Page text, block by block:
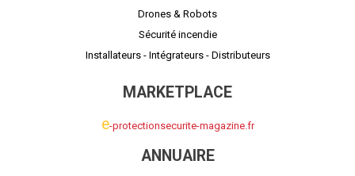
Drones & Robots
Sécurité incendie
Installateurs - Intégrateurs - Distributeurs
MARKETPLACE
e-protectionsecurite-magazine.fr
ANNUAIRE